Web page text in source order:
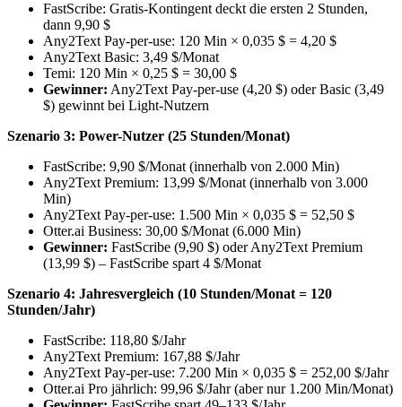
FastScribe: Gratis-Kontingent deckt die ersten 2 Stunden,
dann 9,90 $
Any2Text Pay-per-use: 120 Min × 0,035 $ = 4,20 $
Any2Text Basic: 3,49 $/Monat
Temi: 120 Min × 0,25 $ = 30,00 $
Gewinner: Any2Text Pay-per-use (4,20 $) oder Basic (3,49
$) gewinnt bei Light-Nutzern
Szenario 3: Power-Nutzer (25 Stunden/Monat)
FastScribe: 9,90 $/Monat (innerhalb von 2.000 Min)
Any2Text Premium: 13,99 $/Monat (innerhalb von 3.000
Min)
Any2Text Pay-per-use: 1.500 Min × 0,035 $ = 52,50 $
Otter.ai Business: 30,00 $/Monat (6.000 Min)
Gewinner: FastScribe (9,90 $) oder Any2Text Premium
(13,99 $) – FastScribe spart 4 $/Monat
Szenario 4: Jahresvergleich (10 Stunden/Monat = 120
Stunden/Jahr)
FastScribe: 118,80 $/Jahr
Any2Text Premium: 167,88 $/Jahr
Any2Text Pay-per-use: 7.200 Min × 0,035 $ = 252,00 $/Jahr
Otter.ai Pro jährlich: 99,96 $/Jahr (aber nur 1.200 Min/Monat)